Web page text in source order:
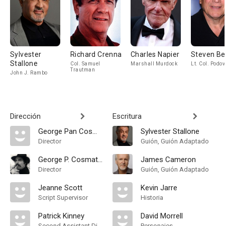
Sylvester
Stallone
John J. Rambo
Richard Crenna
Col. Samuel
Trautman
Charles Napier
Marshall Murdock
Steven
Lt. Col.
Dirección
George Pan Cosmatos
Director
George P. Cosmatos
Director
Jeanne Scott
Script Supervisor
Patrick Kinney
Escritura
Sylvester Stallone
Guión, Guión Adaptado
James Cameron
Guión, Guión Adaptado
Kevin Jarre
Historia
David Morrell